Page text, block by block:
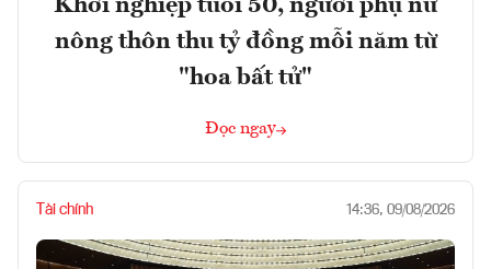
Khởi nghiệp tuổi 50, người phụ nữ
nông thôn thu tỷ đồng mỗi năm từ
"hoa bất tử"
Đọc ngay
Tài chính 14:36, 09/08/2026